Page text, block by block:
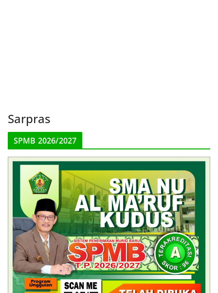
Sarpras
SPMB 2026/2027